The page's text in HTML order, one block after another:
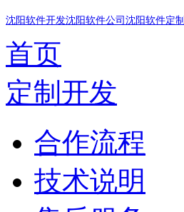
沈阳软件开发沈阳软件公司 沈阳软件定制
首页
定制开发
合作流程
技术说明